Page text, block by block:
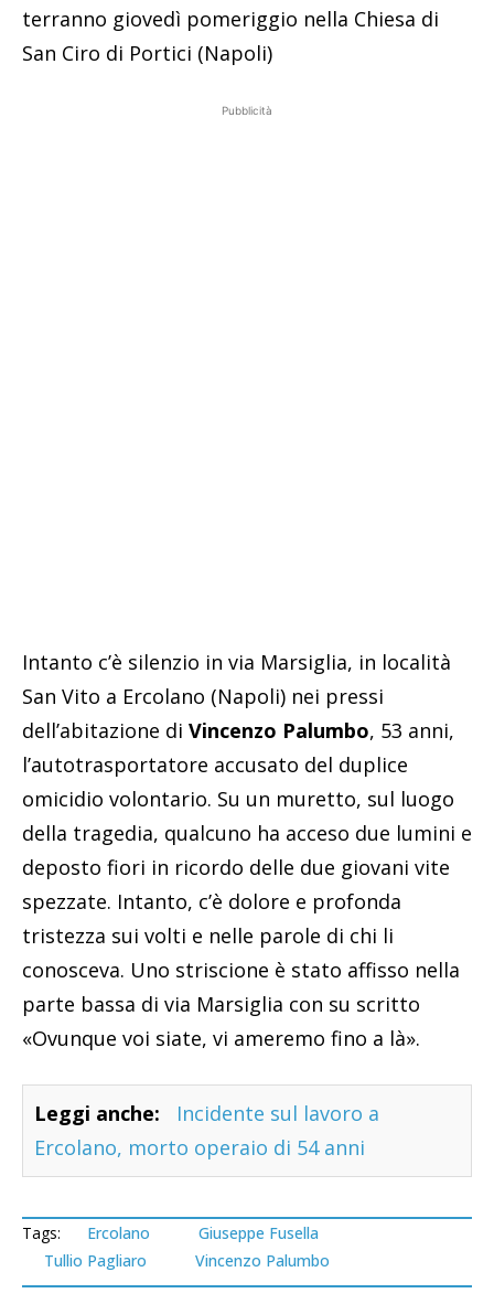
terranno giovedì pomeriggio nella Chiesa di
San Ciro di Portici (Napoli)
Pubblicità
Intanto c’è silenzio in via Marsiglia, in località
San Vito a Ercolano (Napoli) nei pressi
dell’abitazione di Vincenzo Palumbo, 53 anni,
l’autotrasportatore accusato del duplice
omicidio volontario. Su un muretto, sul luogo
della tragedia, qualcuno ha acceso due lumini e
deposto fiori in ricordo delle due giovani vite
spezzate. Intanto, c’è dolore e profonda
tristezza sui volti e nelle parole di chi li
conosceva. Uno striscione è stato affisso nella
parte bassa di via Marsiglia con su scritto
«Ovunque voi siate, vi ameremo fino a là».
Leggi anche:
Incidente sul lavoro a
Ercolano, morto operaio di 54 anni
Tags: Ercolano
Giuseppe Fusella
Tullio Pagliaro
Vincenzo Palumbo